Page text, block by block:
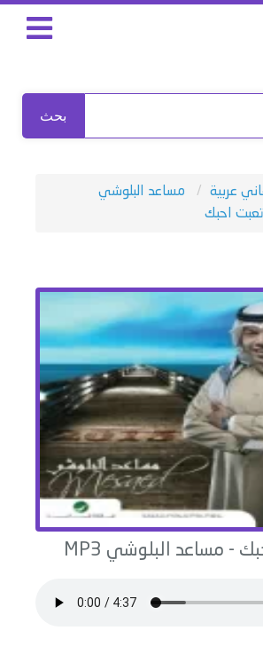
بحث
عربية
مساعد البلوشي
تعبت احبك
- مساعد البلوشي